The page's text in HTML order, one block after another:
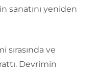
sanatını yeniden
sırasında ve
Devrimin